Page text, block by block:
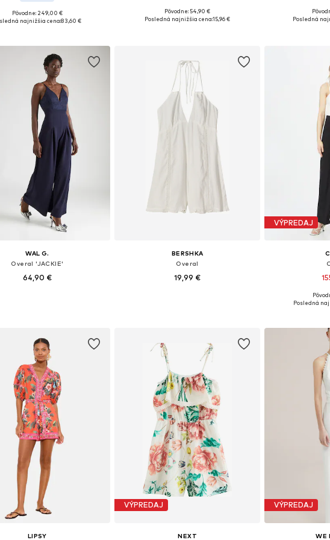
Dostupné veľkosti: S, L, XL
Pôvodne: 249,00 €
najnižšia cena:83,60 €
Dostupné veľkosti: XS, S, M
Pôvodne: 54,90 €
Posledná najnižšia cena:15,96 €
Dostupné
Posledná
WAL G.
Overal 'JACKIE'
64,90 €
BERSHKA
Overal
19,99 €
VÝPREDAJ
Dostupné
Posledná
LIPSY
VÝPREDAJ
NEXT
VÝPREDAJ
WE